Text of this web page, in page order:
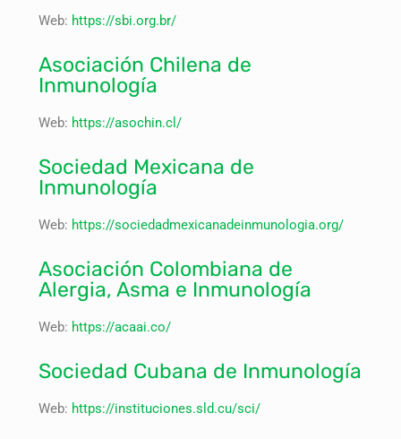
Web: https://sbi.org.br/
Asociación Chilena de
Inmunología
Web: https://asochin.cl/
Sociedad Mexicana de
Inmunología
Web: https://sociedadmexicanadeinmunologia.org/
Asociación Colombiana de
Alergia, Asma e Inmunología
Web: https://acaai.co/
Sociedad Cubana de Inmunología
Web: https://instituciones.sld.cu/sci/